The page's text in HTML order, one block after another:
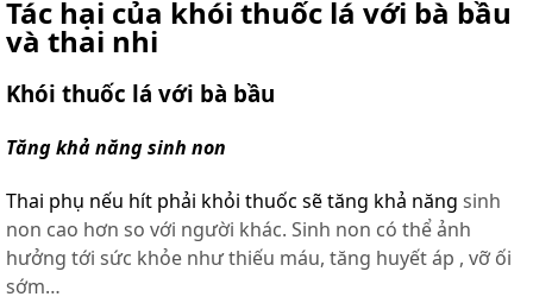
Tác hại của khói thuốc lá với bà bầu
và thai nhi
Khói thuốc lá với bà bầu
Tăng khả năng sinh non
Thai phụ nếu hít phải khỏi thuốc sẽ tăng khả năng sinh
non cao hơn so với người khác. Sinh non có thể ảnh
hưởng tới sức khỏe như thiếu máu, tăng huyết áp , vỡ ối
sớm…